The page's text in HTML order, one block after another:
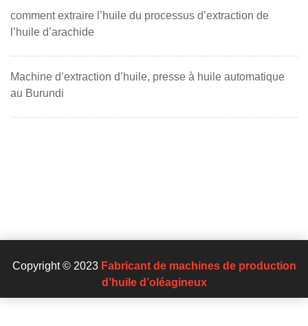
comment extraire l’huile du processus d’extraction de
l’huile d’arachide
Machine d’extraction d’huile, presse à huile automatique
au Burundi
Copyright © 2023 Fabricant de machines de production
d’huile d’oléagineux